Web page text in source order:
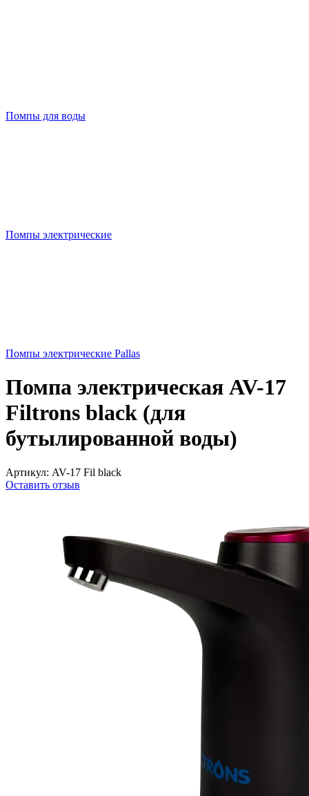
Помпы для воды
Помпы электрические
Помпы электрические Pallas
Помпа электрическая AV-17
Filtrons black (для
бутылированной воды)
Артикул: AV-17 Fil black
Оставить отзыв